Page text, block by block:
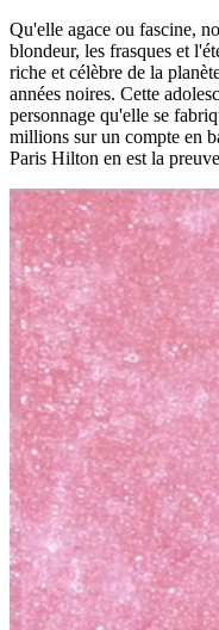
Qu'elle agace ou fascine,
blondeur, les frasques et
riche et célèbre de la
années noires. Cette
personnage qu'elle se
millions sur un compte en
Paris Hilton en est la